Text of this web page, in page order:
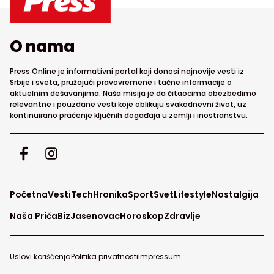
O nama
Press Online je informativni portal koji donosi najnovije vesti iz
Srbije i sveta, pružajući pravovremene i tačne informacije o
aktuelnim dešavanjima. Naša misija je da čitaocima obezbedimo
relevantne i pouzdane vesti koje oblikuju svakodnevni život, uz
kontinuirano praćenje ključnih događaja u zemlji i inostranstvu.
PočetnaVestiTechHronikaSportSvetLifestyleNostalgija
Naša PričaBizJasenovacHoroskopZdravlje
Uslovi korišćenjaPolitika privatnostiImpressum